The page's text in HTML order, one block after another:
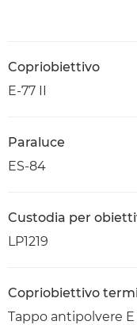
Copriobiettivo
E-77 II
Paraluce
ES-84
Custodia per
LP1219
Copriobiettivo
Tappo antipolvere E